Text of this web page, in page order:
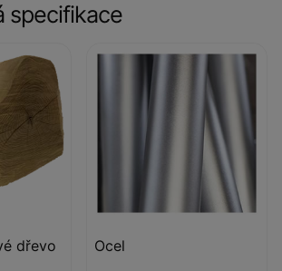
specifikace
dřevo Ocel